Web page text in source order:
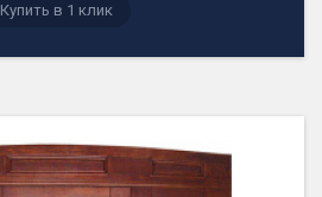
Купить в 1 клик